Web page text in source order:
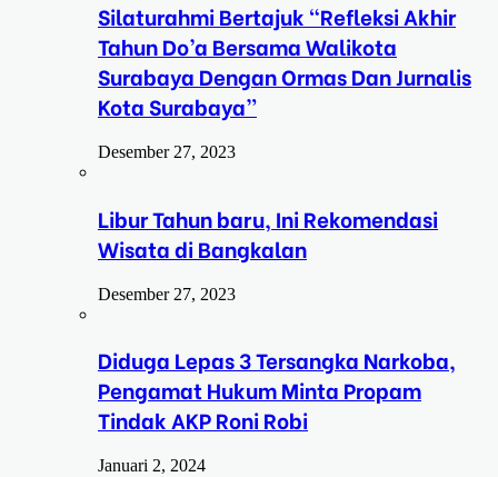
Silaturahmi Bertajuk “Refleksi Akhir
Tahun Do’a Bersama Walikota
Surabaya Dengan Ormas Dan Jurnalis
Kota Surabaya”
Desember 27, 2023
Libur Tahun baru, Ini Rekomendasi
Wisata di Bangkalan
Desember 27, 2023
Diduga Lepas 3 Tersangka Narkoba,
Pengamat Hukum Minta Propam
Tindak AKP Roni Robi
Januari 2, 2024